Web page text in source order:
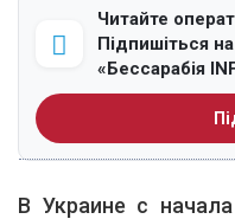
Читайте
Підпишіться
«Бессарабія
В Украине с